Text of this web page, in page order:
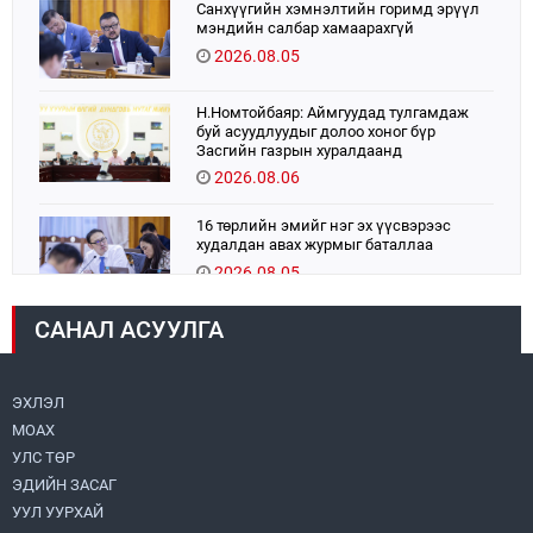
Санхүүгийн хэмнэлтийн горимд эрүүл
мэндийн салбар хамаарахгүй
2026.08.05
Н.Номтойбаяр: Аймгуудад тулгамдаж
буй асуудлуудыг долоо хоног бүр
Засгийн газрын хуралдаанд
танилцуулж, шийдвэрлүүлнэ
2026.08.06
16 төрлийн эмийг нэг эх үүсвэрээс
худалдан авах журмыг баталлаа
2026.08.05
УИХ-ын дарга С.Бямбацогт:
САНАЛ АСУУЛГА
ЭХЛЭЛ
МОАХ
УЛС ТӨР
ЭДИЙН ЗАСАГ
УУЛ УУРХАЙ